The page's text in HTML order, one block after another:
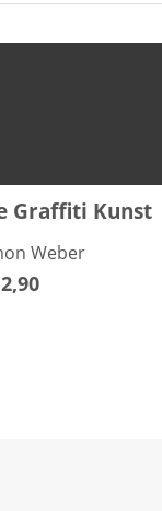
Graffiti Kunst
Weber